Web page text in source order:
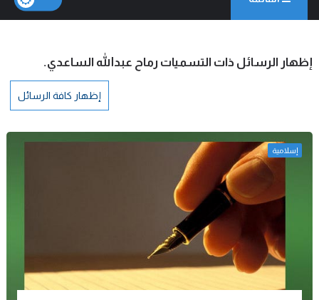
‏إظهار الرسائل ذات التسميات رماح عبدالله الساعدي.
إظهار كافة الرسائل
إسلامية